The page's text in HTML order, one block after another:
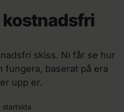
kostnadsfri
skiss. Ni får se hur
fungera, baserat på era
upp er.
startsida